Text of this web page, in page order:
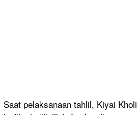
Saat pelaksanaan tahlil, Kiyai